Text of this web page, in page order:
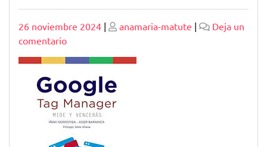
Publicado
26 noviembre 2024 | Publicado
anamaria-matute |
Deja un
comentarioen
El
de
«Olvidado
Rey
Gudú»
en